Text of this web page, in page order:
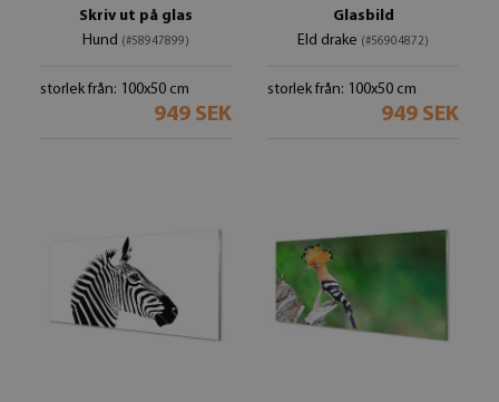
Skriv ut på glas
Hund (#58947899)
storlek från: 100x50 cm
949 SEK
Glasbild
Eld drake (#56904872)
storlek från: 100x50 cm
949 SEK